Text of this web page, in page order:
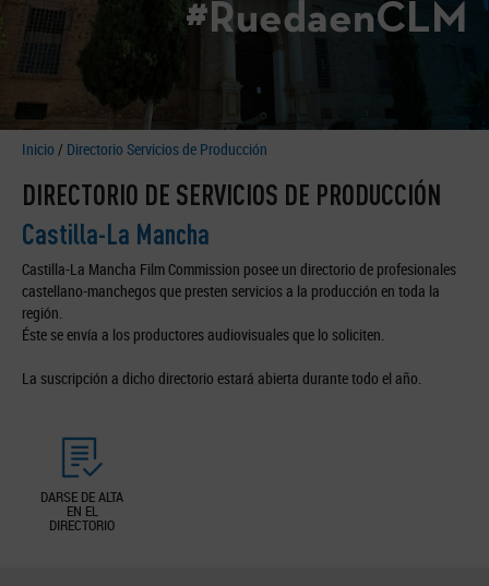
#RuedaenCLM
Inicio / Directorio Servicios de Producción
DIRECTORIO DE SERVICIOS DE PRODUCCIÓN
Castilla-La Mancha
Castilla-La Mancha Film Commission posee un directorio de profesionales
castellano-manchegos que presten servicios a la producción en toda la
región.
Éste se envía a los productores audiovisuales que lo soliciten.
La suscripción a dicho directorio estará abierta durante todo el año.
DARSE DE ALTA
EN EL
DIRECTORIO